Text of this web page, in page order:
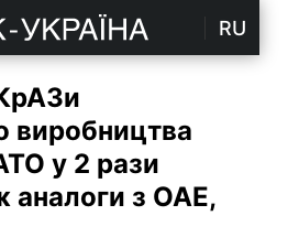
RU
виробництва
у 2 рази
аналоги з ОАЕ,